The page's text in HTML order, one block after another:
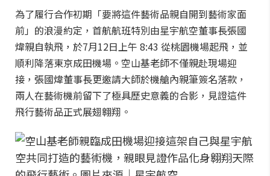
為了履行合作初期「要將這件藝術品親自開到藝術家面
前」的浪漫約定，首航航班特別由星宇航空董事長張國
煒親自執飛，於7月12日上午 8:43 從桃園機場起飛，並
順利降落東京成田機場。空山基老師不僅親赴現場迎
接，張國煒董事長更邀請大師於機艙內親筆簽名落款，
兩人在藝術機前留下了極具歷史意義的合影，見證這件
飛行藝術品正式展翅翱翔。